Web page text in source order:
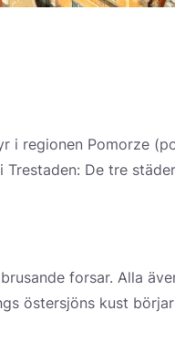
i regionen Pomorze
Trestaden: De tre
forsar. Alla
östersjöns kust